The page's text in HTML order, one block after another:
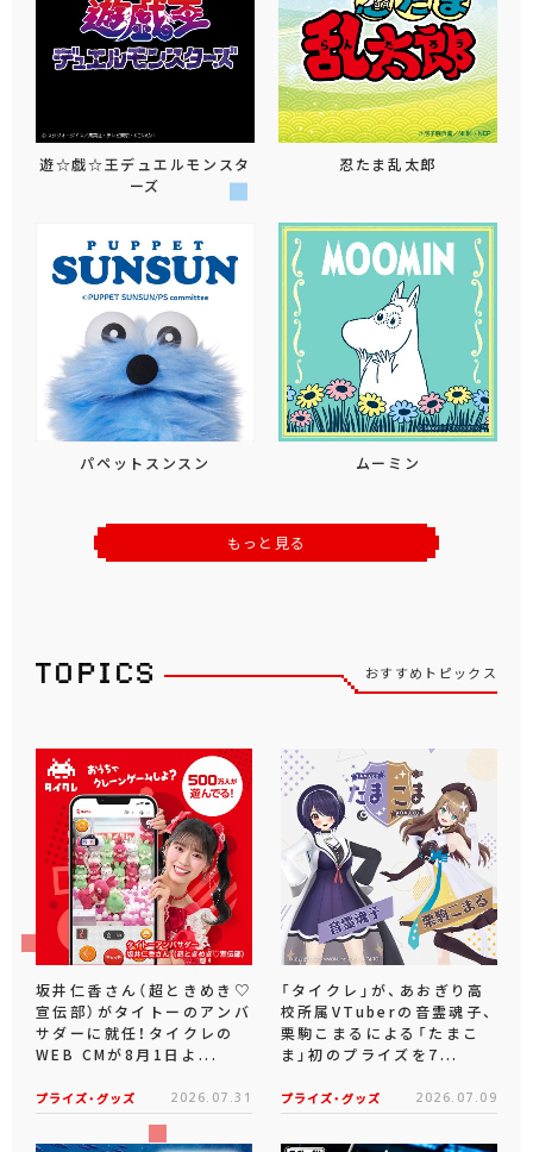
遊☆戯☆王デュエルモンスタ
ーズ
忍たま乱太郎
パペットスンスン ムーミン
もっと見る
おすすめトピックス
坂井仁香さん（超ときめき♡
宣伝部）がタイトーのアンバ
サダーに就任！タイクレの
WEB CMが8月1日よ...
プライズ・グッズ 2026.07.31
「タイクレ」が、あおぎり高
校所属VTuberの音霊魂子、
栗駒こまるによる「たまこ
ま」初のプライズを7...
プライズ・グッズ 2026.07.09